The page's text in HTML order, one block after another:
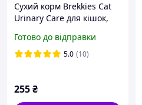
Сухий корм Brekkies Cat
Urinary Care для кішок,
сечокам'яної хвороби з
куркою 1 кг (на вагу)
Готово до відправки
5.0 (10)
255₴